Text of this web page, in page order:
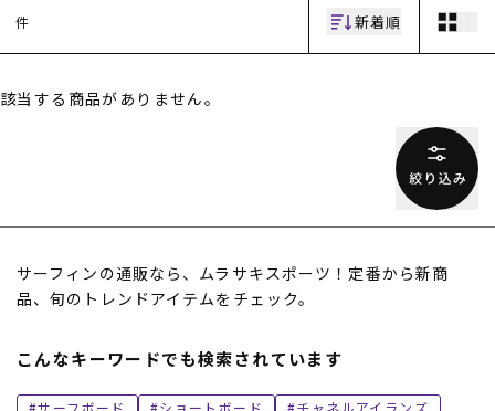
ブランド一覧
RIDE LIFE MAGAZINE一
ー
SUPPORT
ご利用ガイド
下取り保証について
お問い合わせ
件 新着順
該当する商品がありません。
サーフィンの通販なら、ムラサキスポーツ！定番から新商
品、旬のトレンドアイテムをチェック。
こんなキーワードでも検索されています